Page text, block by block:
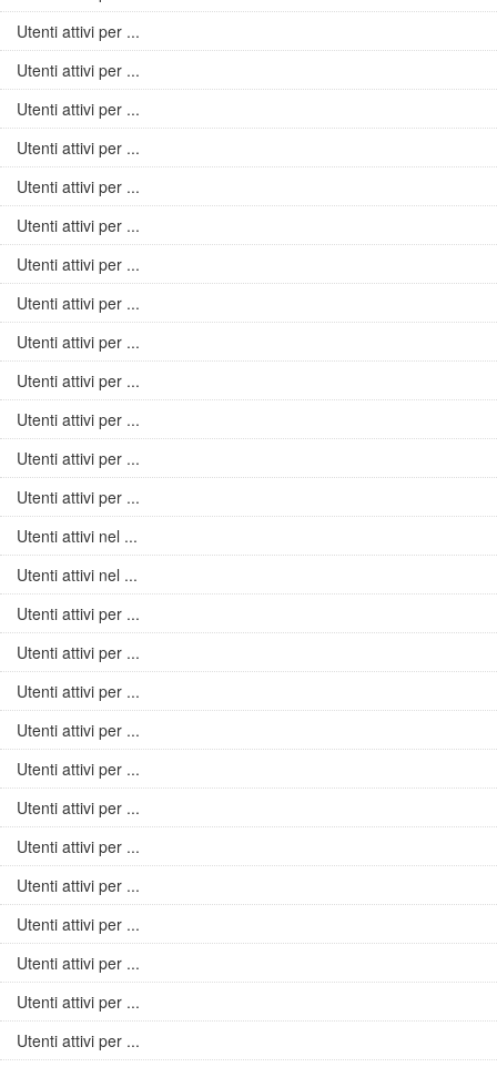
Utenti attivi per ...
Utenti attivi per ...
Utenti attivi per ...
Utenti attivi per ...
Utenti attivi per ...
Utenti attivi per ...
Utenti attivi per ...
Utenti attivi per ...
Utenti attivi per ...
Utenti attivi per ...
Utenti attivi per ...
Utenti attivi per ...
Utenti attivi per ...
Utenti attivi nel ...
Utenti attivi nel ...
Utenti attivi per ...
Utenti attivi per ...
Utenti attivi per ...
Utenti attivi per ...
Utenti attivi per ...
Utenti attivi per ...
Utenti attivi per ...
Utenti attivi per ...
Utenti attivi per ...
Utenti attivi per ...
Utenti attivi per ...
Utenti attivi per ...